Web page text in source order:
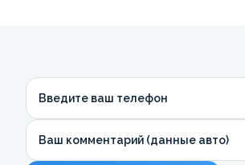
Введите ваш телефон
Ваш комментарий (данные авто)